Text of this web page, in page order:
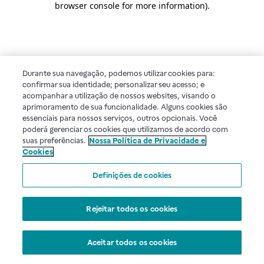
browser console for more information).
Durante sua navegação, podemos utilizar cookies para:
confirmar sua identidade; personalizar seu acesso; e
acompanhar a utilização de nossos websites, visando o
aprimoramento de sua funcionalidade. Alguns cookies são
essenciais para nossos serviços, outros opcionais. Você
poderá gerenciar os cookies que utilizamos de acordo com
suas preferências. Nossa Política de Privacidade e
Cookies
Definições de cookies
Rejeitar todos os cookies
Aceitar todos os cookies